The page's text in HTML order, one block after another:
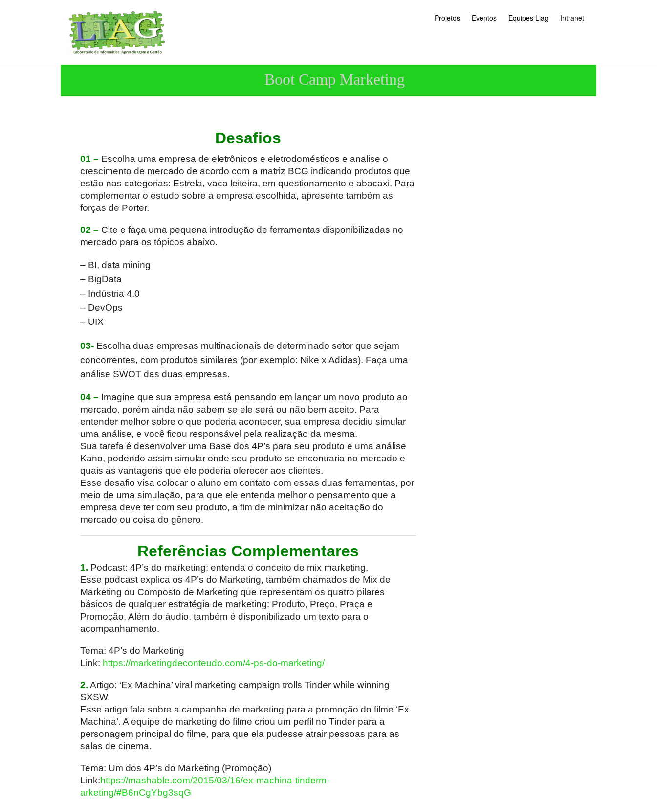
Projetos Eventos Equipes Liag Intranet
Boot Camp Marketing
Desafios
01 – Escolha uma empresa de eletrônicos e eletrodomésticos e analise o
crescimento de mercado de acordo com a matriz BCG indicando produtos que
estão nas categorias: Estrela, vaca leiteira, em questionamento e abacaxi. Para
complementar o estudo sobre a empresa escolhida, apresente também as
forças de Porter.
02 – Cite e faça uma pequena introdução de ferramentas disponibilizadas no
mercado para os tópicos abaixo.
– BI, data mining
– BigData
– Indústria 4.0
– DevOps
– UIX
03- Escolha duas empresas multinacionais de determinado setor que sejam
concorrentes, com produtos similares (por exemplo: Nike x Adidas). Faça uma
análise SWOT das duas empresas.
04 – Imagine que sua empresa está pensando em lançar um novo produto ao
mercado, porém ainda não sabem se ele será ou não bem aceito. Para
entender melhor sobre o que poderia acontecer, sua empresa decidiu simular
uma análise, e você ficou responsável pela realização da mesma.
Sua tarefa é desenvolver uma Base dos 4P’s para seu produto e uma análise
Kano, podendo assim simular onde seu produto se encontraria no mercado e
quais as vantagens que ele poderia oferecer aos clientes.
Esse desafio visa colocar o aluno em contato com essas duas ferramentas, por
meio de uma simulação, para que ele entenda melhor o pensamento que a
empresa deve ter com seu produto, a fim de minimizar não aceitação do
mercado ou coisa do gênero.
Referências Complementares
1. Podcast: 4P’s do marketing: entenda o conceito de mix marketing.
Esse podcast explica os 4P’s do Marketing, também chamados de Mix de
Marketing ou Composto de Marketing que representam os quatro pilares
básicos de qualquer estratégia de marketing: Produto, Preço, Praça e
Promoção. Além do áudio, também é disponibilizado um texto para o
acompanhamento.
Tema: 4P’s do Marketing
Link: https://marketingdeconteudo.com/4-ps-do-marketing/
2. Artigo: ‘Ex Machina’ viral marketing campaign trolls Tinder while winning
SXSW.
Esse artigo fala sobre a campanha de marketing para a promoção do filme ‘Ex
Machina’. A equipe de marketing do filme criou um perfil no Tinder para a
personagem principal do filme, para que ela pudesse atrair pessoas para as
salas de cinema.
Tema: Um dos 4P’s do Marketing (Promoção)
Link:https://mashable.com/2015/03/16/ex-machina-tinderm-
arketing/#B6nCgYbg3sqG